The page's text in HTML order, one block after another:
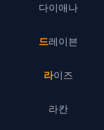
다이애나
드레이븐
라이즈
라칸